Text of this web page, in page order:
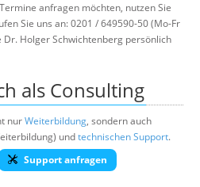
anfragen möchten, nutzen Sie
Sie uns an: 0201 / 649590-50 (Mo-Fr
Dr. Holger Schwichtenberg persönlich
als Consulting
nurWeiterbildung, sondern auch
undtechnischen Support.
Support anfragen